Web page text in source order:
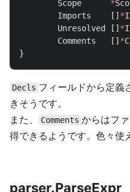
Scope *
Imports
[] *
Unresolved
[] *
Comments
[] *
}
Decls フィールドから定義
きそうです。
また、
Comments からはフ
得できるようです。色々使
parser.ParseExpr